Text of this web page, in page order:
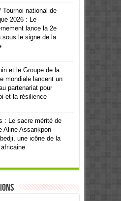
Tournoi national de
2026 : Le
lance la 2e
sous le signe de la
et le Groupe de la
mondiale lancent un
partenariat pour
et la résilience
: Le sacre mérité de
Aline Assankpon
une icône de la